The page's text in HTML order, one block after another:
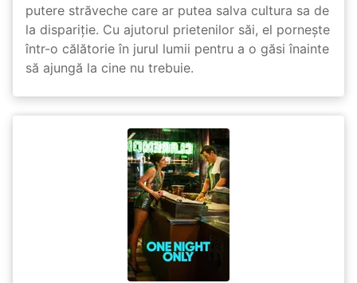
putere străveche care ar putea salva cultura sa de
la dispariție. Cu ajutorul prietenilor săi, el pornește
într-o călătorie în jurul lumii pentru a o găsi înainte
să ajungă la cine nu trebuie.